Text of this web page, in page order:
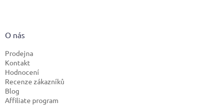
O nás
Prodejna
Kontakt
Hodnocení
Recenze zákazníků
Blog
Affiliate program